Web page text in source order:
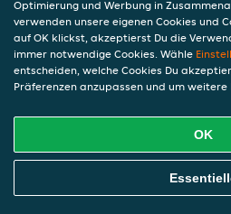
inkl. Pfand (0,00 €)
Maguro Temaki
mit Thunfisch
inkl. Pfand (0,00 €)
Online Essen
Optimierung und Werbung in
verwenden unsere eigenen Cookies und
auf OK klickst, akzeptierst Du die
immer notwendige Cookies. Wähle
entscheiden, welche Cookies Du
Präferenzen anzupassen und um
OK